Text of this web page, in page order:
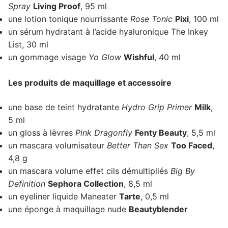
Spray Living Proof, 95 ml
une lotion tonique nourrissante Rose Tonic Pixi, 100 ml
un sérum hydratant à l’acide hyaluronique The Inkey
List, 30 ml
un gommage visage Yo Glow Wishful, 40 ml
Les produits de maquillage et accessoire
une base de teint hydratante Hydro Grip Primer Milk,
5 ml
un gloss à lèvres Pink Dragonfly Fenty Beauty, 5,5 ml
un mascara volumisateur Better Than Sex Too Faced,
4,8 g
un mascara volume effet cils démultipliés Big By
Definition Sephora Collection, 8,5 ml
un eyeliner liquide Maneater Tarte, 0,5 ml
une éponge à maquillage nude Beautyblender